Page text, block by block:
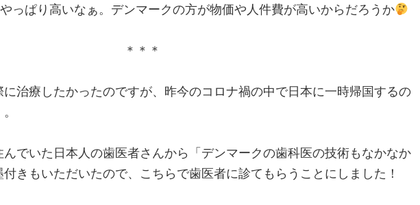
っぱり高いなぁ。デンマークの方が物価や人件費が高いからだろうか
＊＊＊
治療したかったのですが、昨今のコロナ禍の中で日本に一時帰国するの
でいた日本人の歯医者さんから「デンマークの歯科医の技術もなかなか
きもいただいたので、こちらで歯医者に診てもらうことにしました！